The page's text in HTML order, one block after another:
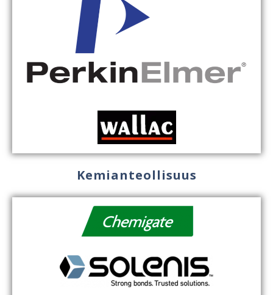
Kemianteollisuus